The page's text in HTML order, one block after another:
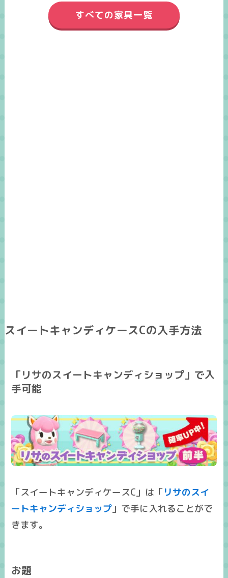
すべての家具一覧
スイートキャンディケースCの入手方法
「リサのスイートキャンディショップ」で入
手可能
「スイートキャンディケースC」は「リサのスイ
ートキャンディショップ」で手に入れることがで
きます。
お題